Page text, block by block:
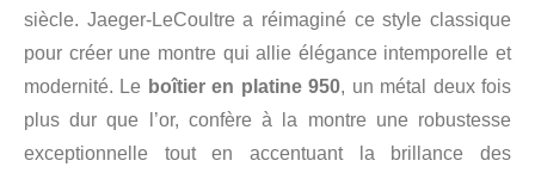
siècle. Jaeger-LeCoultre a réimaginé ce style classique
pour créer une montre qui allie élégance intemporelle et
modernité. Le boîtier en platine 950, un métal deux fois
plus dur que l’or, confère à la montre une robustesse
exceptionnelle tout en accentuant la brillance des